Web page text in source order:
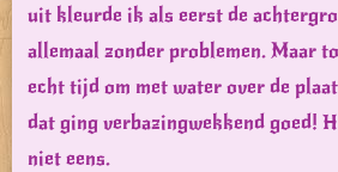
uit kleurde ik als eerst de
allemaal zonder problemen. Maar
echt tijd om met water over de
dat ging verbazingwekkend goed!
niet eens.